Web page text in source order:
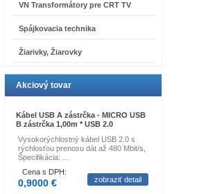
VN Transformátory pre CRT TV
Spájkovacia technika
Žiarivky, Žiarovky
Akciový tovar
Kábel USB A zástrčka - MICRO USB
B zástrčka 1,00m * USB 2.0
Vysokorýchlostný kábel USB 2.0 s
rýchlosťou prenosu dát až 480 Mbit/s,
Špecifikácia: …
Cena s DPH:
0,9000 € zobraziť detail